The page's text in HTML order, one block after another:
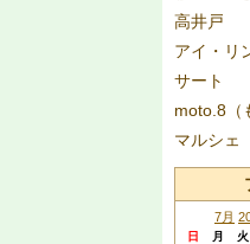
高井戸
アイ・リ
サート
moto.8（
マルシェ
7月
日 月 火